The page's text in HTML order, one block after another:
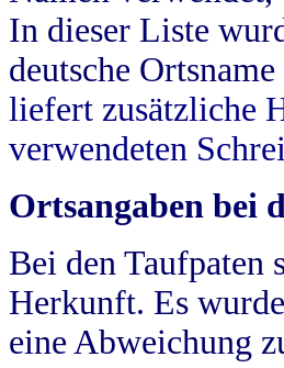
In dieser Liste
deutsche
liefert zusätzliche
verwendeten
Ortsangaben bei
Bei den Taufpaten
Herkunft. Es
eine Abweichung